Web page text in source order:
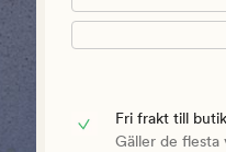
Fri frakt till butik
Gäller de